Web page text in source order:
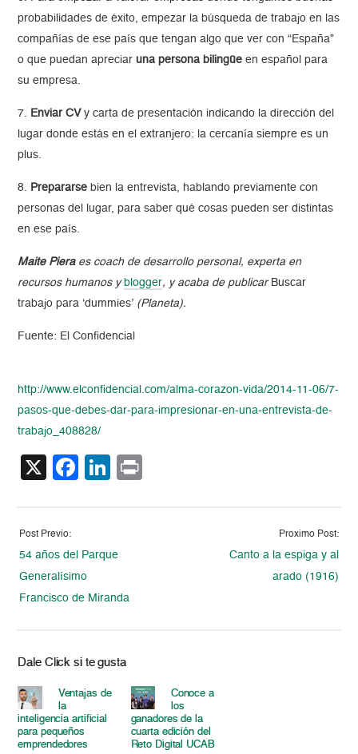
probabilidades de éxito, empezar la búsqueda de trabajo en las
compañías de ese país que tengan algo que ver con “España”
o que puedan apreciaruna persona bilingüeen español para
su empresa.
7. Enviar CVy carta de presentación indicando la dirección del
lugar donde estás en el extranjero: la cercanía siempre es un
plus.
8. Prepararse bien la entrevista, hablando previamente con
personas del lugar, para saber qué cosas pueden ser distintas
en ese país.
Maite Pieraes coach de desarrollo personal, experta en
recursos humanos y blogger, y acaba de publicar Buscar
trabajo para ‘dummies’ (Planeta).
Fuente: El Confidencial
http://www.elconfidencial.com/alma-corazon-vida/2014-11-06/7-
pasos-que-debes-dar-para-impresionar-en-una-entrevista-de-
trabajo_408828/
X Facebook
LinkedIn
Post Previo:
54 años del Parque
Generalísimo
Francisco de Miranda
Proximo Post:
Canto a la espiga y al
arado (1916)
Dale Click si te gusta
Ventajas de
la
inteligencia artificial
para pequeños
emprendedores
Conoce a
los
ganadores de la
cuarta edición del
Reto Digital UCAB